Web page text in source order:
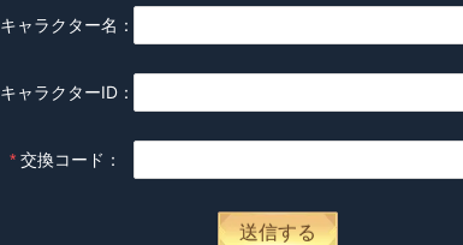
キャラクター名 ：
キャラクターID ：
交換コード ：
送信する